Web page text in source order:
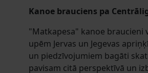
Kanoe brauciens pa
"Matkapesa" kanoe braucieni
upēm Jervas un Jegevas
un piedzīvojumiem bagāti
pavisam citā perspektīvā un